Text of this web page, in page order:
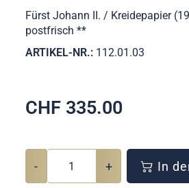
Fürst Johann II. / Kreidepapier
postfrisch **
ARTIKEL-NR.: 112.01.03
CHF 335.00
- + In